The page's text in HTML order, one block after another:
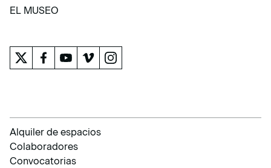
EL MUSEO
Alquiler de espacios
Colaboradores
Convocatorias